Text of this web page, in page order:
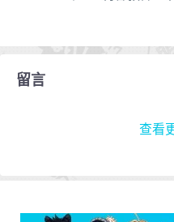
留言
查看